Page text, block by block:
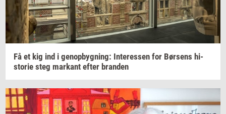
Få et kig ind i genop­byg­ning: In­ter­es­sen for Bør­sens hi­
sto­rie steg mar­kant efter bran­den